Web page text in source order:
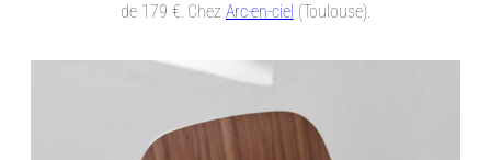
de 179 €. Chez Arc-en-ciel (Toulouse).